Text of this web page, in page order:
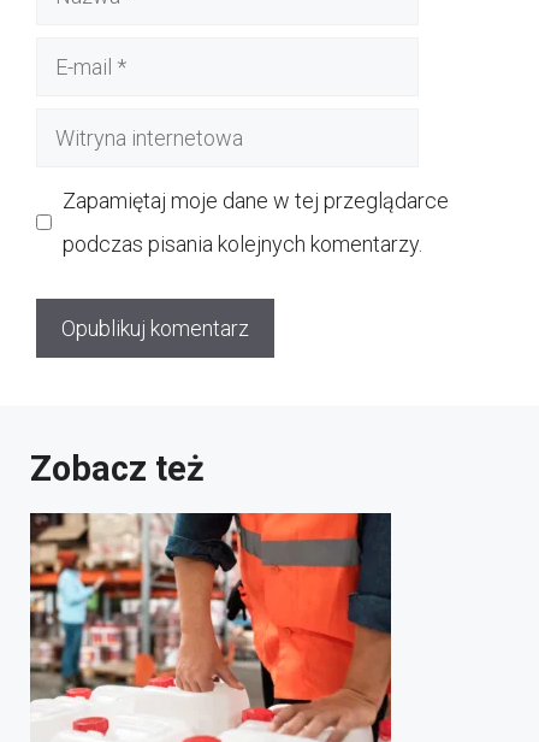
Witryna
Zapamiętaj moje dane w tej przeglądarce
podczas pisania kolejnych komentarzy.
Zobacz też